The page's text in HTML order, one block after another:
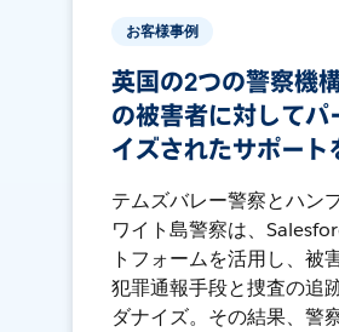
お客様事例
英国の2つの警察機
の被害者に対してパ
イズされたサポート
テムズバレー警察とハン
ワイト島警察は、
トフォームを活用し、被
犯罪通報手段と捜査の追
ダナイズ。その結果、警